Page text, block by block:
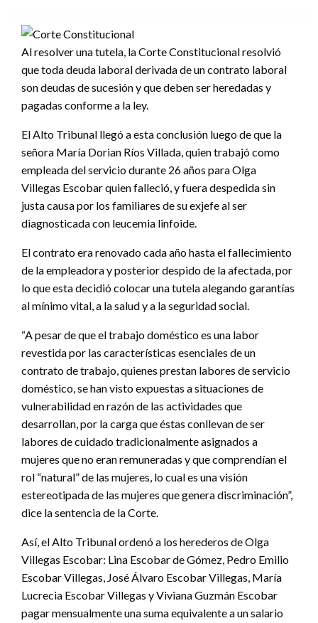
Al resolver una tutela, la Corte Constitucional resolvió
que toda deuda laboral derivada de un contrato laboral
son deudas de sucesión y que deben ser heredadas y
pagadas conforme a la ley.
El Alto Tribunal llegó a esta conclusión luego de que la
señora María Dorian Ríos Villada, quien trabajó como
empleada del servicio durante 26 años para Olga
Villegas Escobar quien falleció, y fuera despedida sin
justa causa por los familiares de su exjefe al ser
diagnosticada con leucemia linfoide.
El contrato era renovado cada año hasta el fallecimiento
de la empleadora y posterior despido de la afectada, por
lo que esta decidió colocar una tutela alegando garantías
al mínimo vital, a la salud y a la seguridad social.
“A pesar de que el trabajo doméstico es una labor
revestida por las características esenciales de un
contrato de trabajo, quienes prestan labores de servicio
doméstico, se han visto expuestas a situaciones de
vulnerabilidad en razón de las actividades que
desarrollan, por la carga que éstas conllevan de ser
labores de cuidado tradicionalmente asignados a
mujeres que no eran remuneradas y que comprendían el
rol “natural” de las mujeres, lo cual es una visión
estereotipada de las mujeres que genera discriminación”,
dice la sentencia de la Corte.
Así, el Alto Tribunal ordenó a los herederos de Olga
Villegas Escobar: Lina Escobar de Gómez, Pedro Emilio
Escobar Villegas, José Álvaro Escobar Villegas, María
Lucrecia Escobar Villegas y Viviana Guzmán Escobar
pagar mensualmente una suma equivalente a un salario